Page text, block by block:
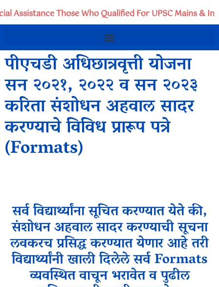
Assistance Those Who Qualified For UPSC Mains &
पीएचडी अधिछात्रवृत्ती योजना
सन २०२१, २०२२ व सन २०२३
करिता संशोधन अहवाल सादर
करण्याचे विविध प्रारूप पत्रे
(Formats)
सर्व विद्यार्थ्यांना सूचित करण्यात येते की,
संशोधन अहवाल सादर करण्याची सूचना
लवकरच प्रसिद्ध करण्यात येणार आहे तरी
विद्यार्थ्यांनी खाली दिलेले सर्व Formats
व्यवस्थित वाचून भरावेत व पुढील